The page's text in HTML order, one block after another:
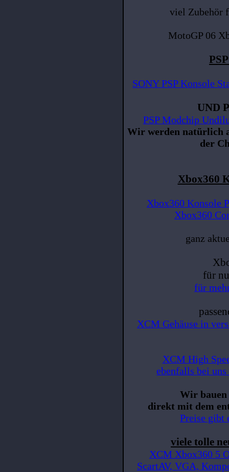
viel Zubehör
MotoGP 06
SONY PSP Konsole
UND
PSP Modchip
Wir werden natürlich
der
Xbox360
Xbox360 Konsole
Xbox360
ganz
für
für
XCM Gehäuse in
XCM High
ebenfalls bei
Wir bauen
direkt mit dem
Preise gibt
viele tolle
XCM Xbox360 5
ScartAV, VGA,